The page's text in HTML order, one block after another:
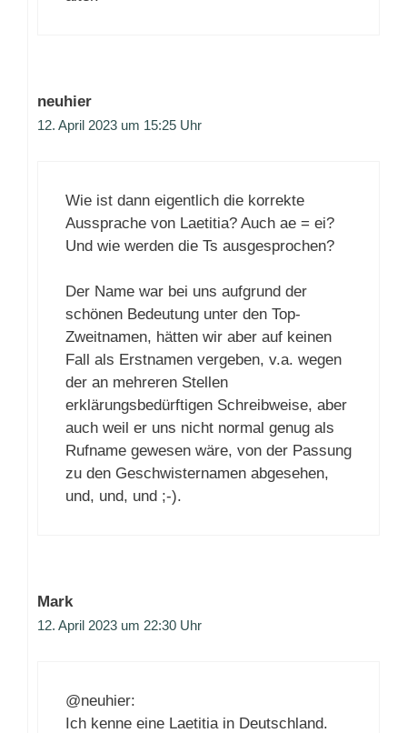
neuhier
12. April 2023 um 15:25 Uhr
Wie ist dann eigentlich die korrekte
Aussprache von Laetitia? Auch ae = ei?
Und wie werden die Ts ausgesprochen?
Der Name war bei uns aufgrund der
schönen Bedeutung unter den Top-
Zweitnamen, hätten wir aber auf keinen
Fall als Erstnamen vergeben, v.a. wegen
der an mehreren Stellen
erklärungsbedürftigen Schreibweise, aber
auch weil er uns nicht normal genug als
Rufname gewesen wäre, von der Passung
zu den Geschwisternamen abgesehen,
und, und, und ;-).
Mark
12. April 2023 um 22:30 Uhr
@neuhier:
Ich kenne eine Laetitia in Deutschland.